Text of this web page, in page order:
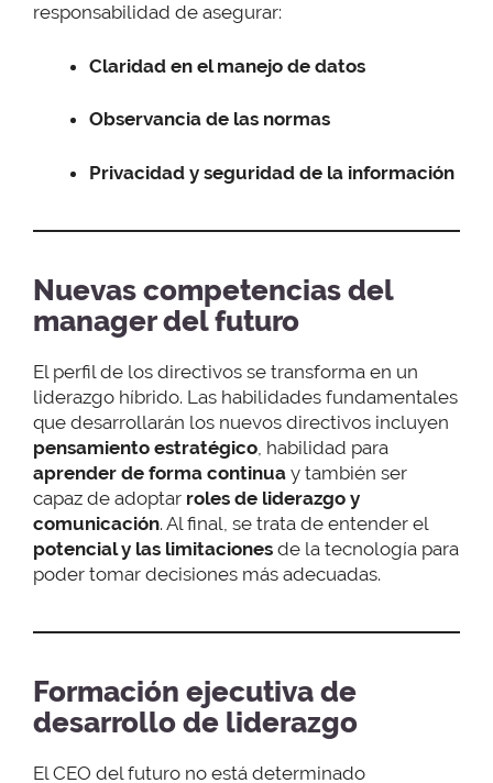
responsabilidad de asegurar:
Claridad en el manejo de datos
Observancia de las normas
Privacidad y seguridad de la información
Nuevas competencias del
manager del futuro
El perfil de los directivos se transforma en un
liderazgo híbrido. Las habilidades fundamentales
que desarrollarán los nuevos directivos incluyen
pensamiento estratégico , habilidad para
aprender de forma continua y también ser
capaz de adoptar roles de liderazgo y
comunicación. Al final, se trata de entender el
potencial y las limitaciones de la tecnología para
poder tomar decisiones más adecuadas.
Formación ejecutiva de
desarrollo de liderazgo
El CEO del futuro no está determinado